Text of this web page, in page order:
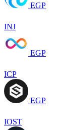
EGP
INJ
EGP
ICP
EGP
IOST